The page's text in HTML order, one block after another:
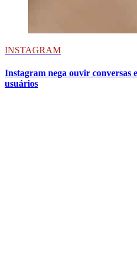
INSTAGRAM
Instagram nega ouvir conversas
usuários